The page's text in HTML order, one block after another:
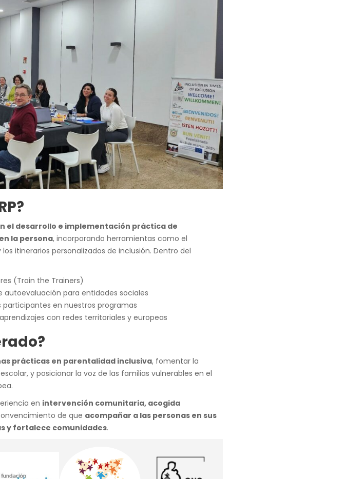
el desarrollo e implementación práctica de
la persona
itinerarios personalizados de inclusión. Dentro del
(Train the Trainers)
para entidades sociales
en nuestros programas
con redes territoriales y europeas
prácticas en parentalidad inclusiva
y posicionar la voz de las familias vulnerables en el
enintervención comunitaria, acogida
y fortalece comunidades